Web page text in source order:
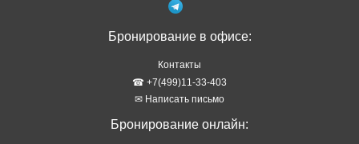
Бронирование в офисе:
Контакты
☎ +7(499)11-33-403
✉ Написать письмо
Бронирование онлайн: